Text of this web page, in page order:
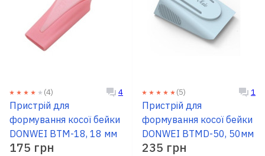
(4) 4
Пристрій для
формування косої бейки
DONWEI BTM-18, 18 мм
175 грн
(5) 1
Пристрій для
формування косої бейки
DONWEI BTMD-50, 50мм
235 грн